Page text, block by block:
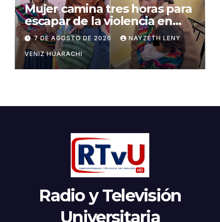
Mujer camina tres horas para
escapar de la violencia en
Potosí
7 DE AGOSTO DE 2026 NAYZETH LENY
VENIZ HUARACHI
Radio y Televisión
Universitaria